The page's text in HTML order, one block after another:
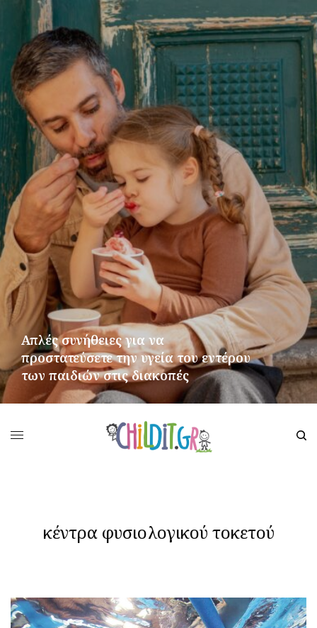
Απλές συνήθειες για να
προστατεύσετε την υγεία του εντέρου
των παιδιών στις διακοπές
κέντρα φυσιολογικού τοκετού